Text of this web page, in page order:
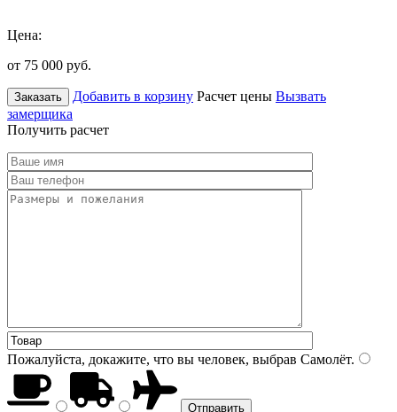
Цена:
от 75 000 руб.
Заказать Добавить в корзину Расчет цены Вызвать
замерщика
Получить расчет
Пожалуйста, докажите, что вы человек, выбрав Самолёт.